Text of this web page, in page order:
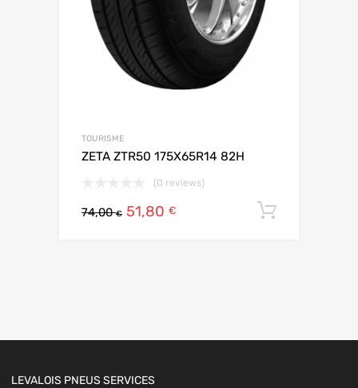
TOURISME
ZETA ZTR50 175X65R14 82H
(0 reviews)
74,00€ 51,80 €
LEVALOIS PNEUS SERVICES